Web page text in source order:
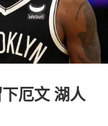
厄文 湖人